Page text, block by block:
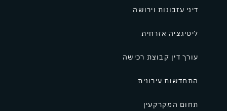
דיני עזבונות וירושה
ליטיגציה אזרחית
עורך דין קבוצת רכישה
התחדשות עירונית
תחום המקרקעין